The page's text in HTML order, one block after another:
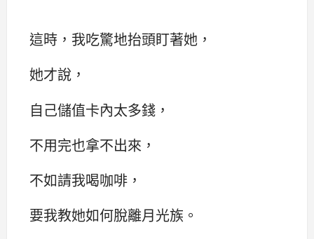
這時，我吃驚地抬頭盯著她，
她才說，
自己儲值卡內太多錢，
不用完也拿不出來，
不如請我喝咖啡，
要我教她如何脫離月光族。